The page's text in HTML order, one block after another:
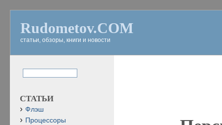
Rudometov.COM
статьи, обзоры, книги и новости
СТАТЬИ
Флэш
Процессоры